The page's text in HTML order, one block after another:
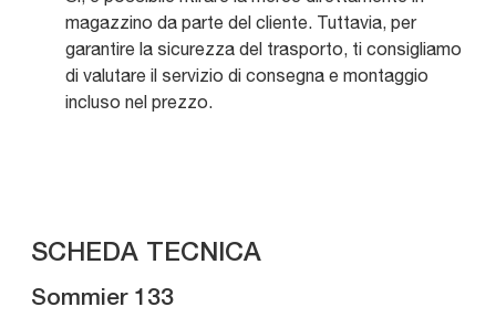
magazzino da parte del cliente. Tuttavia, per
garantire la sicurezza del trasporto, ti consigliamo
di valutare il servizio di consegna e montaggio
incluso nel prezzo.
SCHEDA TECNICA
Sommier 133